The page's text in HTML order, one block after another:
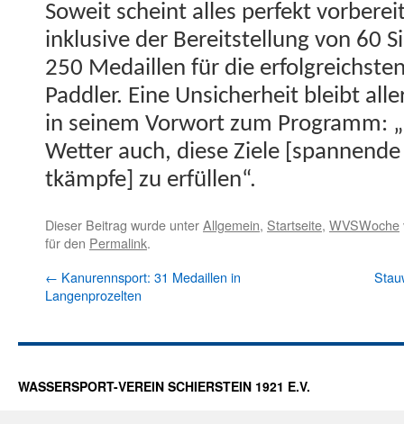
Soweit scheint alles per­fekt
inklu­sive der Bere­it­stel­lung von 60
250 Medaillen für die
Pad­dler. Eine Unsicher­heit bleibt
in seinem Vor­wort zum Pro­gramm:
Wet­ter auch, diese Ziele
tkämpfe] zu erfüllen“.
Dieser Beitrag wurde unterAllgemein, Startseite, WVSWoche
für den Permalink.
← Kanurennsport: 31 Medaillen in
Langenprozelten
WASSERSPORT-VEREIN SCHIERSTEIN 1921 E.V.